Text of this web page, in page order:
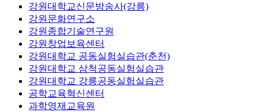
강원대학교신문방송사(강릉)
강원문화연구소
강원종합기술연구원
강원창업보육센터
강원대학교 공동실험실습관(춘천)
강원대학교 삼척공동실험실습관
강원대학교 강릉공동실험실습관
공학교육혁신센터
과학영재교육원